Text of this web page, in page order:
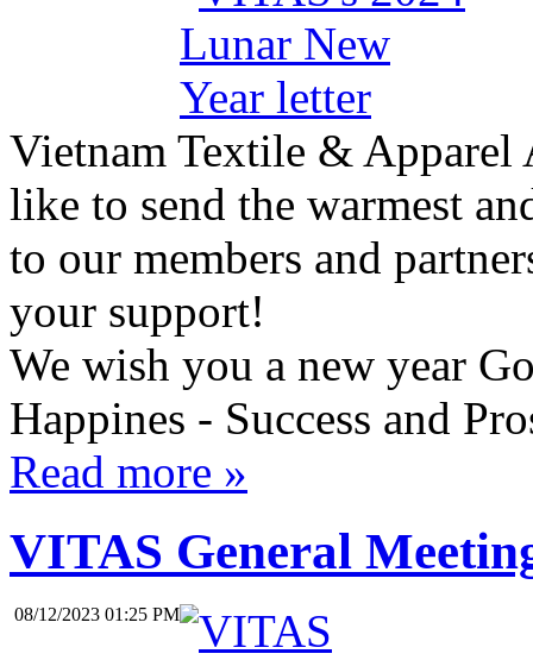
Vietnam Textile & Apparel
like to send the warmest
to our members and
your support!
We wish you a new year
Happines - Success and
Read more »
VITAS General
08/12/2023 01:25 PM